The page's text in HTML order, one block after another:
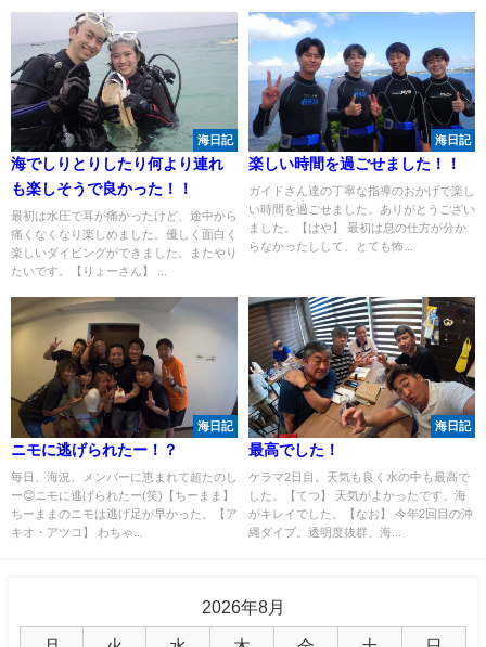
海日記
海でしりとりしたり何より連れ
も楽しそうで良かった！！
最初は水圧で耳が痛かったけど、途中から
痛くなくなり楽しめました。優しく面白く
楽しいダイビングができました。またやり
たいです。【りょーさん】 ...
海日記
楽しい時間を過ごせました！！
ガイドさん達の丁寧な指導のおかげで楽し
い時間を過ごせました。ありがとうござい
ました。【はや】 最初は息の仕方が分か
らなかったしして、とても怖...
海日記
ニモに逃げられたー！？
毎日、海況、メンバーに恵まれて超たのし
ー😊ニモに逃げられたー(笑)【ちーまま】
ちーままのニモは逃げ足が早かった。【ア
キオ・アツコ】 わちゃ...
海日記
最高でした！
ケラマ2日目。天気も良く水の中も最高で
した。【てつ】 天気がよかったです。海
がキレイでした。【なお】 今年2回目の沖
縄ダイブ。透明度抜群、海...
2026年8月